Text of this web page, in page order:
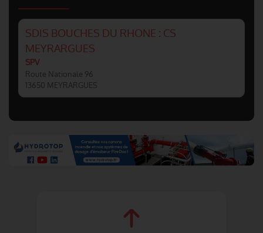
SDIS BOUCHES DU RHONE : CS
MEYRARGUES
SPV
Route Nationale 96
13650 MEYRARGUES